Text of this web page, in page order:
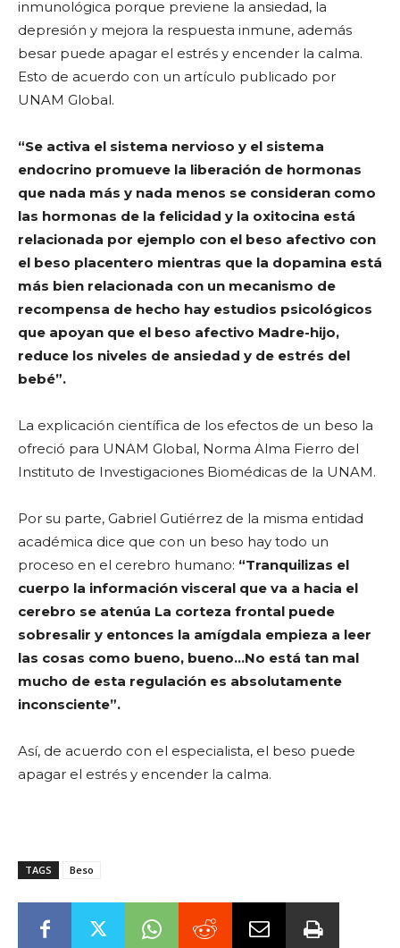
inmunológica porque previene la ansiedad, la
depresión y mejora la respuesta inmune, además
besar puede apagar el estrés y encender la calma.
Esto de acuerdo con un artículo publicado por
UNAM Global.
“Se activa el sistema nervioso y el sistema
endocrino promueve la liberación de hormonas
que nada más y nada menos se consideran como
las hormonas de la felicidad y la oxitocina está
relacionada por ejemplo con el beso afectivo con
el beso placentero mientras que la dopamina está
más bien relacionada con un mecanismo de
recompensa de hecho hay estudios psicológicos
que apoyan que el beso afectivo Madre-hijo,
reduce los niveles de ansiedad y de estrés del
bebé”.
La explicación científica de los efectos de un beso la
ofreció para UNAM Global, Norma Alma Fierro del
Instituto de Investigaciones Biomédicas de la UNAM.
Por su parte, Gabriel Gutiérrez de la misma entidad
académica dice que con un beso hay todo un
proceso en el cerebro humano: “Tranquilizas el
cuerpo la información visceral que va a hacia el
cerebro se atenúa La corteza frontal puede
sobresalir y entonces la amígdala empieza a leer
las cosas como bueno, bueno…No está tan mal
mucho de esta regulación es absolutamente
inconsciente”.
Así, de acuerdo con el especialista, el beso puede
apagar el estrés y encender la calma.
TAGS Beso